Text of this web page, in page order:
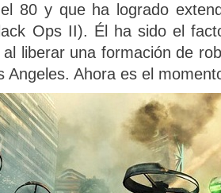
80 y que ha logrado
Ops II). Él ha sido el
liberar una formación de
Angeles. Ahora es el